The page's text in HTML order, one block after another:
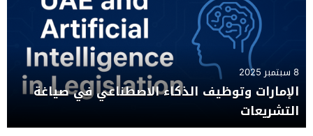
8 سبتمبر 2025
الإمارات وتوظيف الذكاء الاصطناعي في صياغة
التشريعات